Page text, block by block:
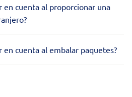
en cuenta al proporcionar una
en cuenta al embalar paquetes?